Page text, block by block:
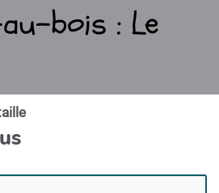
bois : Le